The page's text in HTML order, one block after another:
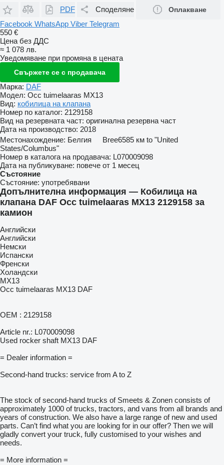
PDF
Споделяне Оплакване
Facebook WhatsApp Viber Telegram
550 €
Цена без ДДС
≈ 1 078 лв.
Уведомяване при промяна в цената
Свържете се с продавача
Марка: DAF
Модел: Occ tuimelaaras MX13
Вид: кобилица на клапана
Номер по каталог: 2129158
Вид на резервната част: оригинална резервна част
Дата на производство: 2018
Местонахождение: Белгия Bree6585 км to "United
States/Columbus"
Номер в каталога на продавача: L070009098
Дата на публикуване: повече от 1 месец
Състояние
Състояние: употребявани
Допълнителна информация — Кобилица на
клапана DAF Occ tuimelaaras MX13 2129158 за
камион
Английски
Английски
Немски
Испански
Френски
Холандски
MX13
Occ tuimelaaras MX13 DAF
OEM : 2129158
Article nr.: L070009098
Used rocker shaft MX13 DAF
= Dealer information =
Second-hand trucks: service from A to Z
The stock of second-hand trucks of Smeets & Zonen consists of
approximately 1000 of trucks, tractors, and vans from all brands and
years of construction. We also have a large range of new and used
parts. Can’t find what you are looking for in our offer? Then we will
gladly convert your truck, fully customised to your wishes and
needs.
= More information =